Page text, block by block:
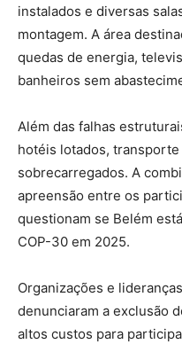
instalados e diversas
montagem. A área
quedas de energia,
banheiros sem
Além das falhas
hotéis lotados,
sobrecarregados. A
apreensão entre os
questionam se Belém
COP-30 em 2025.
Organizações e
denunciaram a exclusão
altos custos para